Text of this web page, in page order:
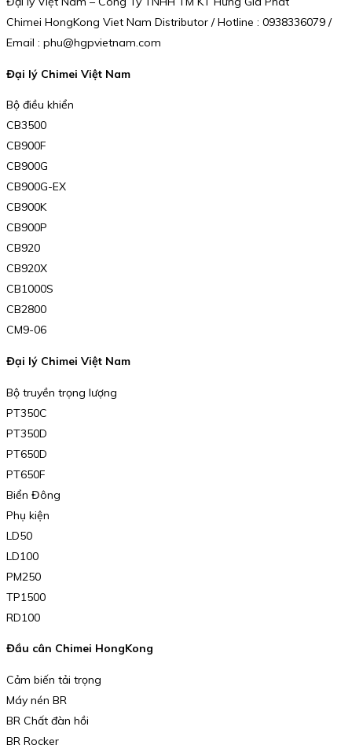
Chimei HongKong Viet Nam Distributor / Hotline : 0938336079 /
Email : phu@hgpvietnam.com
Đại lý Chimei Việt Nam
Bộ điều khiển
CB3500
CB900F
CB900G
CB900G-EX
CB900K
CB900P
CB920
CB920X
CB1000S
CB2800
CM9-06
Đại lý Chimei Việt Nam
Bộ truyền trọng lượng
PT350C
PT350D
PT650D
PT650F
Biển Đông
Phụ kiện
LD50
LD100
PM250
TP1500
RD100
Đầu cân Chimei HongKong
Cảm biến tải trọng
Máy nén BR
BR Chất đàn hồi
BR Rocker